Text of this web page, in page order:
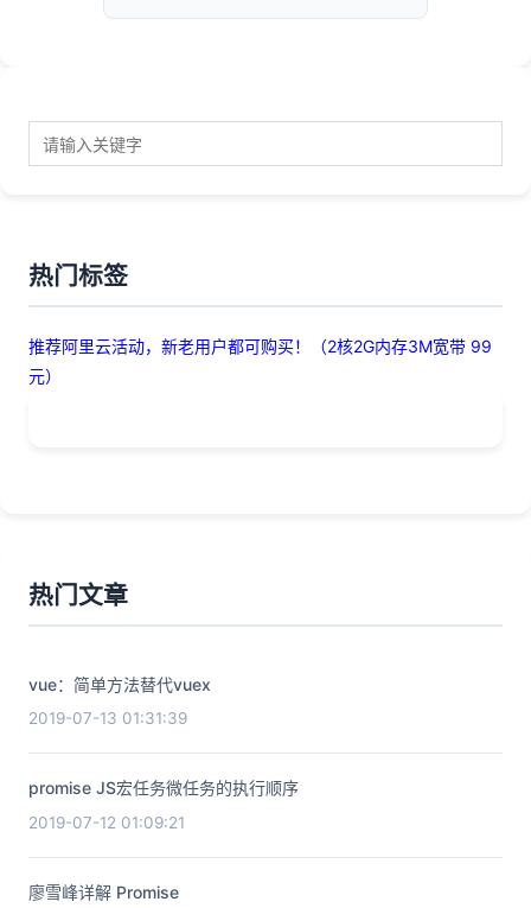
热门标签
推荐阿里云活动，新老用户都可购买！（2核2G内存3M宽带 99
元）
热门文章
vue：简单方法替代vuex
2019-07-13 01:31:39
promise JS宏任务微任务的执行顺序
2019-07-12 01:09:21
廖雪峰详解 Promise